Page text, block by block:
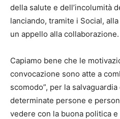
della salute e dell’incolumità
lanciando, tramite i Social,
un appello alla collaborazione.
Capiamo bene che le
convocazione sono atte a
scomodo”, per la
determinate persone e
vedere con la buona politica